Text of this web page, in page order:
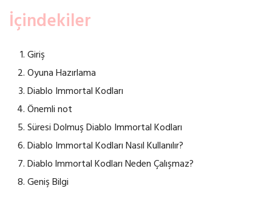
İçindekiler
Giriş
Oyuna Hazırlama
Diablo Immortal Kodları
Önemli not
Süresi Dolmuş Diablo Immortal Kodları
Diablo Immortal Kodları Nasıl Kullanılır?
Diablo lmmortal Kodları Neden Çalışmaz?
Geniş Bilgi